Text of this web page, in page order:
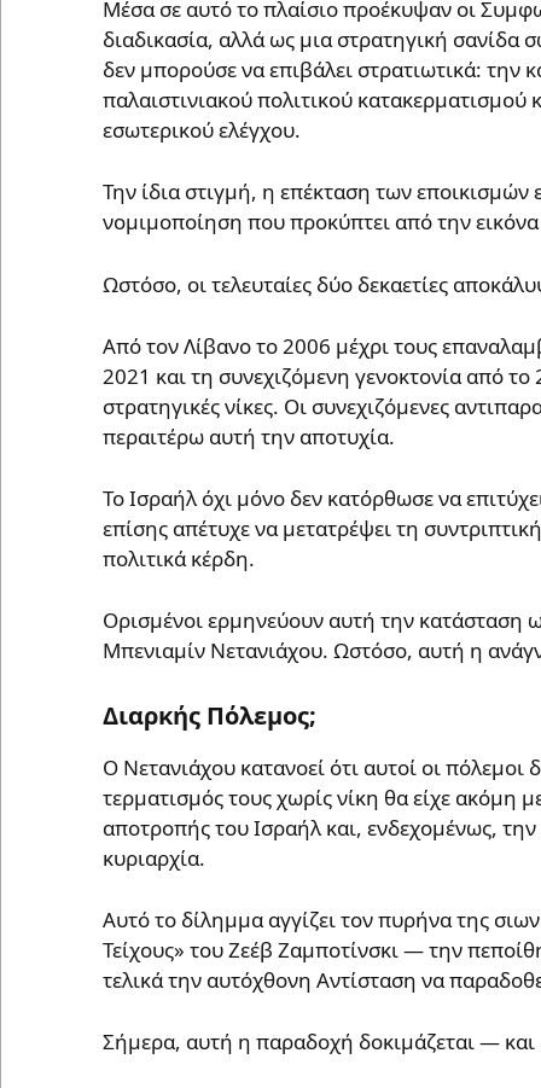
Μέσα σε αυτό το πλαίσιο προέκυψαν οι
διαδικασία, αλλά ως μια στρατηγική
δεν μπορούσε να επιβάλει στρατιωτικά: την
παλαιστινιακού πολιτικού
εσωτερικού ελέγχου.
Την ίδια στιγμή, η επέκταση των
νομιμοποίηση που προκύπτει από την
Ωστόσο, οι τελευταίες δύο δεκαετίες
Από τον Λίβανο το 2006 μέχρι τους
2021 και τη συνεχιζόμενη γενοκτονία από
στρατηγικές νίκες. Οι συνεχιζόμενες
περαιτέρω αυτή την αποτυχία.
Το Ισραήλ όχι μόνο δεν κατόρθωσε να
επίσης απέτυχε να μετατρέψει τη
πολιτικά κέρδη.
Ορισμένοι ερμηνεύουν αυτή την
Μπενιαμίν Νετανιάχου. Ωστόσο, αυτή η
Διαρκής Πόλεμος;
Ο Νετανιάχου κατανοεί ότι αυτοί οι
τερματισμός τους χωρίς νίκη θα είχε ακόμη
αποτροπής του Ισραήλ και, ενδεχομένως,
κυριαρχία.
Αυτό το δίλημμα αγγίζει τον πυρήνα της
Τείχους» του Ζεέβ Ζαμποτίνσκι — την
τελικά την αυτόχθονη Αντίσταση να
Σήμερα, αυτή η παραδοχή δοκιμάζεται — και